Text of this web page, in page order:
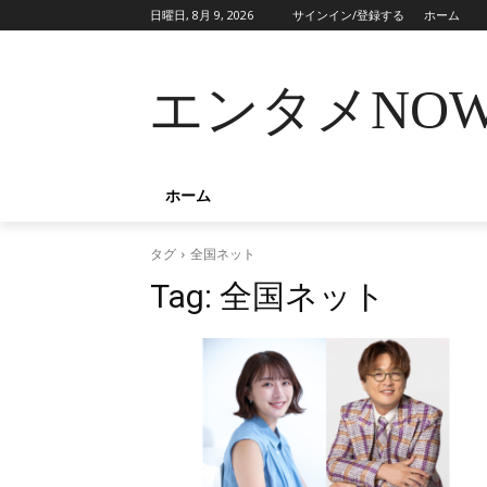
日曜日, 8月 9, 2026 サインイン/登録する ホーム
エンタメ
ホーム
タグ 全国ネット
Tag: 全国ネット